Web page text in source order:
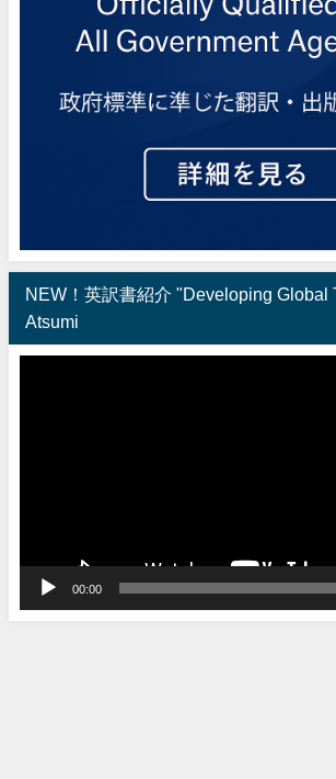
NEW！英訳書紹介 "Developing Global
Atsumi
00:00